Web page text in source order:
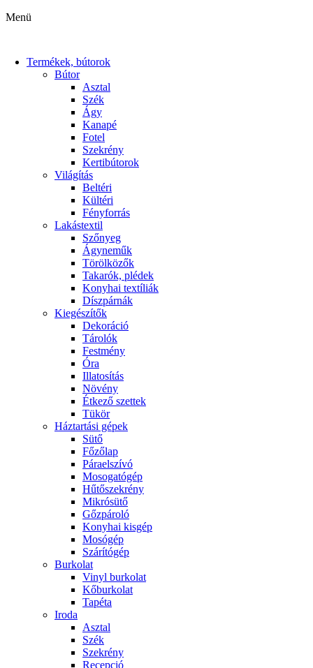
Menü
Termékek, bútorok
Bútor
Asztal
Szék
Ágy
Kanapé
Fotel
Szekrény
Kertibútorok
Világítás
Beltéri
Kültéri
Fényforrás
Lakástextil
Szőnyeg
Ágyneműk
Törölközők
Takarók, plédek
Konyhai textíliák
Díszpárnák
Kiegészítők
Dekoráció
Tárolók
Festmény
Óra
Illatosítás
Növény
Étkező szettek
Tükör
Háztartási gépek
Sütő
Főzőlap
Páraelszívó
Mosogatógép
Hűtőszekrény
Mikrósütő
Gőzpároló
Konyhai kisgép
Mosógép
Szárítógép
Burkolat
Vinyl burkolat
Kőburkolat
Tapéta
Iroda
Asztal
Szék
Szekrény
Recepció